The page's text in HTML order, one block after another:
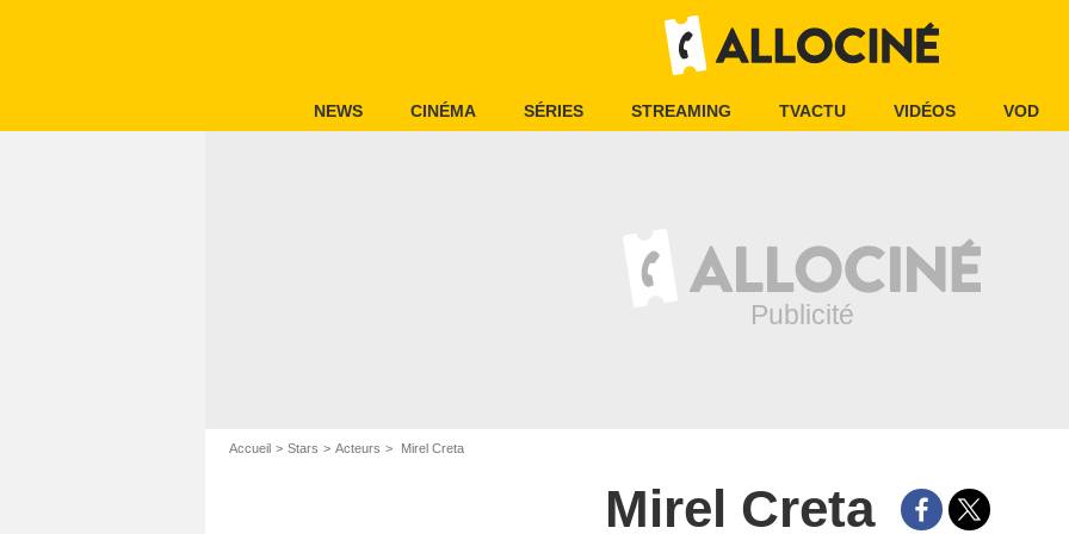
NEWS CINÉMA SÉRIES STREAMING TVACTU VIDÉOS VOD
Accueil Stars Acteurs Mirel Creta
Mirel Creta